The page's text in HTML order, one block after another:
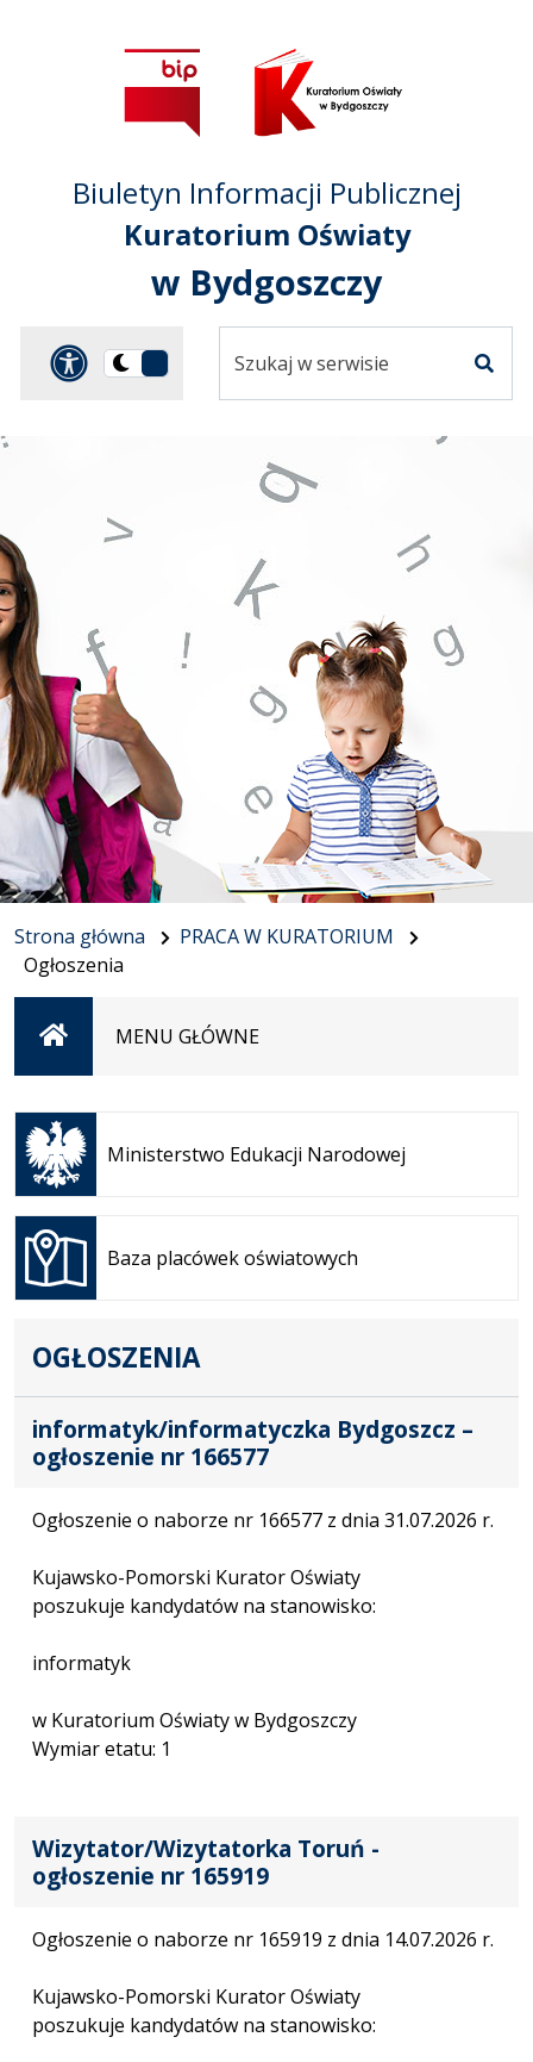
Przejdź do
głównego menu
Przejdź do treści
Przejdź do mapy
serwisu
Biuletyn Informacji Publicznej
Kuratorium Oświaty
w Bydgoszczy
Panel dostosowania
Przełącz
serwisie
Strona główna
PRACA W KURATORIUM
Ogłoszenia
StronaMENU GŁÓWNE
Ministerstwo Edukacji Narodowej
Otwiera
się w
nowej
karcie
Baza placówek oświatowych
Otwiera
się w
nowej
karcie
OGŁOSZENIA
informatyk/informatyczka Bydgoszcz –
ogłoszenie nr 166577
Ogłoszenie o naborze nr 166577 z dnia 31.07.2026 r.
Kujawsko-Pomorski Kurator Oświaty
poszukuje kandydatów na stanowisko:
informatyk
w Kuratorium Oświaty w Bydgoszczy
Wymiar etatu: 1
Wizytator/Wizytatorka Toruń -
ogłoszenie nr 165919
Ogłoszenie o naborze nr 165919 z dnia 14.07.2026 r.
Kujawsko-Pomorski Kurator Oświaty
poszukuje kandydatów na stanowisko: